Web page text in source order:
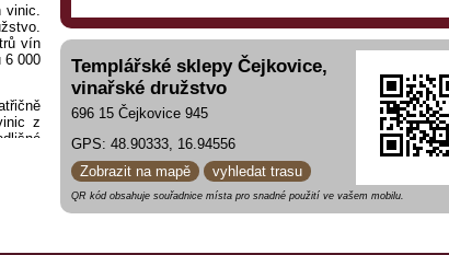
Templářské sklepy Čejkovice,
vinařské družstvo
696 15 Čejkovice 945
GPS: 48.90333, 16.94556
Zobrazit na mapě
vyhledat trasu
QR kód obsahuje souřadnice místa pro snadné použití ve vašem mobilu.
vín
6 000
z